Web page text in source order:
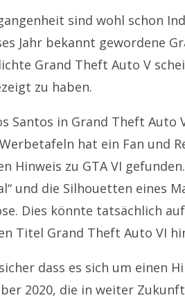
sind wohl schon
Jahr bekannt gewordene
Grand Theft Auto V
zu haben.
Santos in Grand Theft Auto
hat ein Fan und
Hinweis zu GTA VI
und die Silhouetten eines
Dies könnte tatsächlich
Titel Grand Theft Auto VI
dass es sich um einen
2020, die in weiter